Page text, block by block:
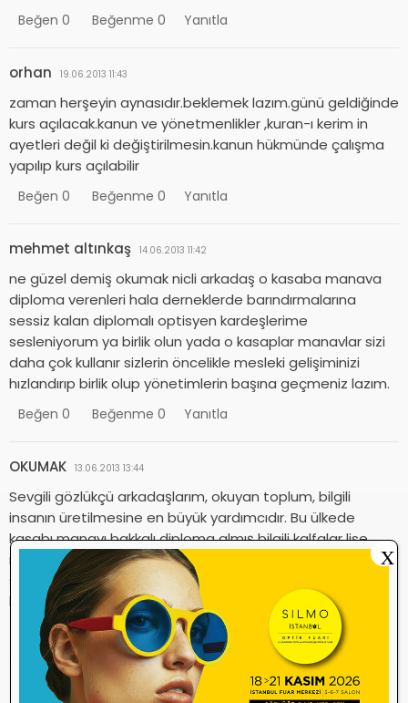
Beğen 0 Beğenme 0 Yanıtla
orhan 19.06.2013 11:43
zaman herşeyin aynasıdır.beklemek lazım.günü geldiğinde
kurs açılacak.kanun ve yönetmenlikler ,kuran-ı kerim in
ayetleri değil ki değiştirilmesin.kanun hükmünde çalışma
yapılıp kurs açılabilir
Beğen 0 Beğenme 0 Yanıtla
mehmet altınkaş 14.06.2013 11:42
ne güzel demiş okumak nicli arkadaş o kasaba manava
diploma verenleri hala derneklerde barındırmalarına
sessiz kalan diplomalı optisyen kardeşlerime
sesleniyorum ya birlik olun yada o kasaplar manavlar sizi
daha çok kullanır sizlerin öncelikle mesleki gelişiminizi
hızlandırıp birlik olup yönetimlerin başına geçmeniz lazım.
Beğen 0 Beğenme 0 Yanıtla
OKUMAK 13.06.2013 13:44
Sevgili gözlükçü arkadaşlarım, okuyan toplum, bilgili
insanın üretilmesine en büyük yardımcıdır. Bu ülkede
kasabı manavı bakkalı diploma almış bilgili kalfalar lise
mezunu olamadığı için alamamıştır. Sevgili arkadaşlar
sizler önce liseyi sonra üniversiteyi okuyun Mutlaka sizede
bir Gün istediğiniz emeğinizin karşılığı verilecektir
Beğen0 Beğenme0 Yanıtla
buğra 12.06.2013 00:18
X